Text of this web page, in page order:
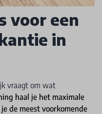
voor een
in
vraagt om wat
haal je het maximale
de meest voorkomende